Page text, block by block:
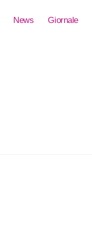
News Giornale